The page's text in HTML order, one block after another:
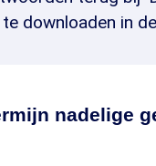
downloaden in de
nadelige